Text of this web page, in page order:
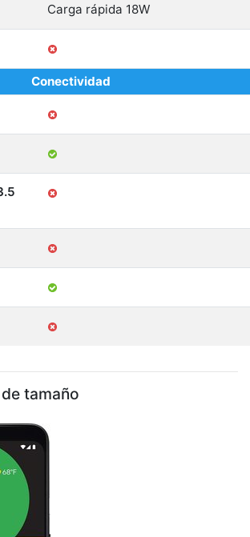
Carga rápida 18W
Conectividad
tamaño